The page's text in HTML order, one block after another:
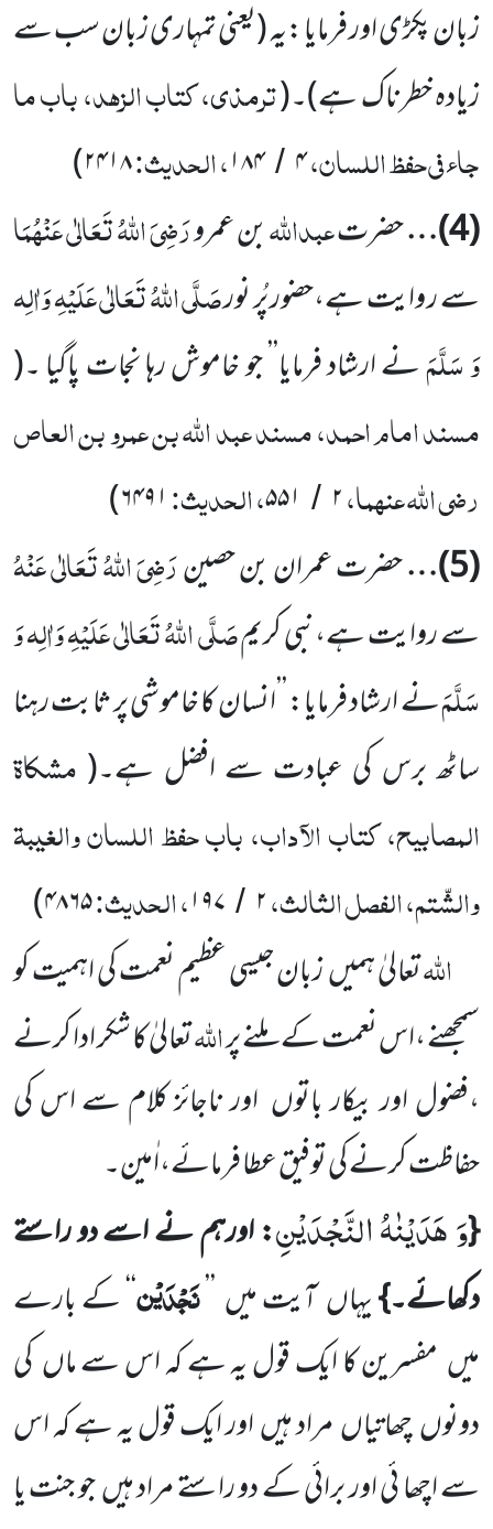
زبان پکڑی اور فرمایا :یہ(یعنی تمہاری زبان سب سے
زیادہ خطرناک ہے)۔(ترمذی، کتاب الزہد، باب ما
جاء فی حفظ اللسان،۴ /۱۸۴، الحدیث:۲۴۱۸)
(
4
)…حضرتعبداللّٰہبن عمرورَضِیَ اللّٰہُ تَعَالٰی عَنْہُمَا
سے ر وایت ہے،حضور پُر نورصَلَّی اللّٰہُ تَعَالٰی عَلَیْہِ وَاٰلِہ
وَ سَلَّمَنے ارشادفرمایا’’ جو خاموش رہا نجات پاگیا ۔(
مسند امام احمد، مسند عبد اللّٰہ بن عمرو بن العاص
رضی اللّٰہ عنہما،۲ / ۵۵۱، الحدیث:۶۴۹۱)
(
5
)…حضرت عمران بن حصینرَضِیَ اللّٰہُ تَعَالٰی عَنْہُ
سے روایت ہے،نبی کریمصَلَّی اللّٰہُ تَعَالٰی عَلَیْہِ وَاٰلِہ وَ
سَلَّمَنے ارشاد فرمایا:’’انسان کا خاموشی پر ثابت رہنا
ساٹھ برس کی عبادت سے افضل ہے۔( مشکاۃ
المصابیح، کتاب الآداب، باب حفظ اللسان والغیبۃ
والشّتم، الفصل الثالث،۲ / ۱۹۷، الحدیث:۴۸۶۵)
اللّٰہتعالیٰ ہمیںزبان جیسی عظیم نعمت کی اہمیت کو
سمجھنے ،اس نعمت کے ملنے پراللّٰہتعالیٰ کا شکر ادا کرنے
،فضولاور بیکار باتوں اور ناجائز کلام سے اس کی
حفاظت کرنے کی توفیق عطا فرمائے،اٰمین۔
{وَ هَدَیْنٰهُ النَّجْدَیْنِ: اورہم نے اسے دو راستے
دکھائے۔}یہاںآیت میں ’’نَجْدَیْن‘‘کے بارے
میں مفسرین کا ایک قول یہ ہے کہ اس سے ماںکی
دونوںچھاتیاںمراد ہیںاور ایک قول یہ ہے کہ اس
سے اچھا ئی اور برائی کے دو راستے مراد ہیںجو جنت یا